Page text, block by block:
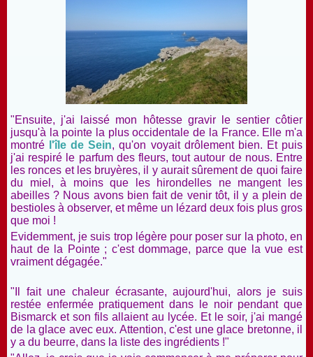
"Ensuite, j'ai laissé mon hôtesse gravir le sentier côtier
jusqu'à la pointe la plus occidentale de la France. Elle m'a
montré
l'île de Sein, qu'on voyait drôlement bien. Et puis
j'ai respiré le parfum des fleurs, tout autour de nous. Entre
les ronces et les bruyères, il y aurait sûrement de quoi faire
du miel, à moins que les hirondelles ne mangent les
abeilles ? Nous avons bien fait de venir tôt, il y a plein de
bestioles à observer, et même un lézard deux fois plus gros
que moi !
Evidemment, je suis trop légère pour poser sur la photo, en
haut de la Pointe ; c'est dommage, parce que la vue est
vraiment dégagée."
"Il fait une chaleur écrasante, aujourd'hui, alors je suis
restée enfermée pratiquement dans le noir pendant que
Bismarck et son fils allaient au lycée. Et le soir, j'ai mangé
de la glace avec eux. Attention, c'est une glace bretonne, il
y a du beurre, dans la liste des ingrédients !"